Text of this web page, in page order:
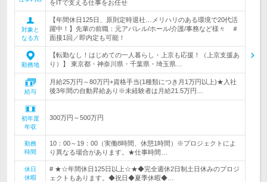
をITで支える仕事をお任せ
対象と
なる方
【年間休日125日、原則定時退社…メリハリのある環境で20代活
躍中！】先輩の前職：元アパレル/ホール/介護/事務など様々 ＃
面接1回／即内定も可能！
勤務地
【転勤なし！はじめての一人暮らし・上京も応援！（上京支援あ
り）】 東京都・神奈川県・千葉県・埼玉県…
給与
月給25万円～80万円+資格手当(1種類につき月1万円以上)★入社
後3年間の自動昇給あり※未経験者は月給21.5万円…
初年度
年収
300万円～500万円
勤務
時間
10：00～19：00（実働8時間、休憩1時間）※プロジェクトによ
り異なる場合があります。★仕事時間…
休日
休暇
# ★☆年間休日125日以上☆★◆完全週休2日制土日休みのプロジ
ェクトもあります。◆祝日◆夏季休暇◆…